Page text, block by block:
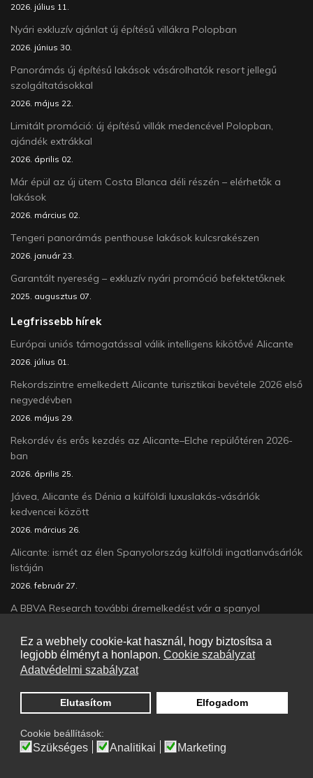
Ez a webhely cookie-kat használ, hogy biztosítsa a
legjobb élményt a honlapon. Cookie szabályzat
Adatvédelmi szabályzat
Elutasítom Elfogadom
Cookie beállítások:
Szükséges Analitikai Marketing
2026. július 11.
Nyári exkluzív ajánlat új építésű villákra Polopban
2026. június 30.
Panorámás új építésű lakások vásárolhatók resort jellegű
szolgáltatásokkal
2026. május 22.
Limitált promóció: új építésű villák medencével Polopban,
ajándék extrákkal
2026. április 02.
Már épül az új ütem Costa Blanca déli részén – elérhetők a
lakások
2026. március 02.
Tengeri panorámás penthouse lakások kulcsrakészen
2026. január 23.
Garantált nyereség – exkluzív nyári promóció befektetőknek
2025. augusztus 07.
Legfrissebb hírek
Európai uniós támogatással válik intelligens kikötővé Alicante
2026. július 01.
Rekordszintre emelkedett Alicante turisztikai bevétele 2026 első
negyedévben
2026. május 29.
Rekordév és erős kezdés az Alicante–Elche repülőtéren 2026-
ban
2026. április 25.
Jávea, Alicante és Dénia a külföldi luxuslakás-vásárlók
kedvencei között
2026. március 26.
Alicante: ismét az élen Spanyolország külföldi ingatlanvásárlók
listáján
2026. február 27.
A BBVA Research további áremelkedést vár a spanyol
2026. január 24.
Alicante tovább erősíti vezető pozícióját
Copyright 2026. All Right Reserved
Adatkezelési tájékoztató
Cookie szabályzat